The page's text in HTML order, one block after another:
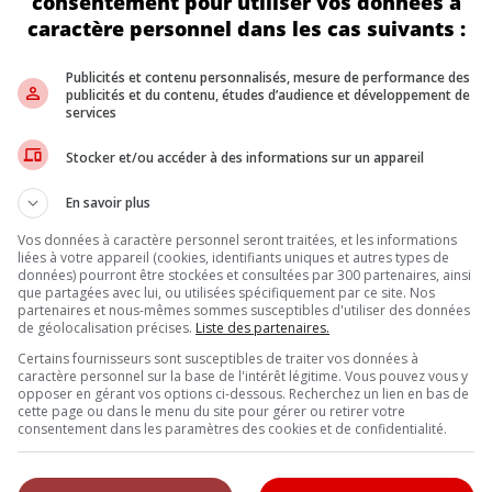
Auto et de Google Built-In, introduisant de nouvelles
téléphoniques et à des réunions programmées,
de leur véhicule.
enrichi d’Amazon Prime Video. Initialement disponible pour
voire aux voitures Porsche à partir de 2025. En outre, le
noter que ces deux applications ne seront accessibles que
Inscrivez vous à l'infolettre.
NOUS
l’Annuel de l’automobile demeure l’outil de référence le plus complet
et les consommateurs à la recherche d’un véhicule ou simplement
caractère personnel dans les cas suivants :
Publicités et contenu personnalisés, mesure de performance des
publicités et du contenu, études d’audience et développement de
services
Stocker et/ou accéder à des informations sur un appareil
En savoir plus
Vos données à caractère personnel seront traitées, et les informations
liées à votre appareil (cookies, identifiants uniques et autres types de
données) pourront être stockées et consultées par 300 partenaires, ainsi
que partagées avec lui, ou utilisées spécifiquement par ce site. Nos
partenaires et nous-mêmes sommes susceptibles d'utiliser des données
de géolocalisation précises. Liste des partenaires.
Certains fournisseurs sont susceptibles de traiter vos données à
caractère personnel sur la base de l'intérêt légitime. Vous pouvez vous y
opposer en gérant vos options ci-dessous. Recherchez un lien en bas de
cette page ou dans le menu du site pour gérer ou retirer votre
consentement dans les paramètres des cookies et de confidentialité.